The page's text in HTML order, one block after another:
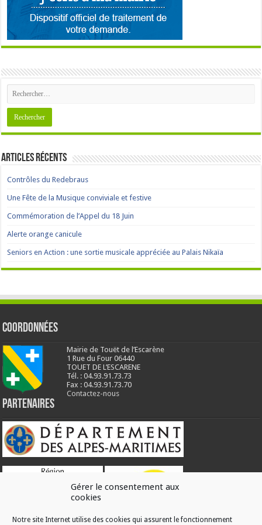
Gérer le consentement aux
cookies
Notre site Internet utilise des cookies qui assurent le fonctionnement
Articles récents
Contrôles du Redebraus
Une Fête de la Musique conviviale et festive
Commémoration de l’Appel du 18 Juin
Alerte orange canicule
Seniors en Action : une sortie musicale appréciée au Palais Nikaïa
Coordonnées
Mairie de Touët de l’Escarène
1 Rue du Four 06440
TOUET DE L’ESCARENE
Tél. : 04.93.91.73.73
Fax : 04.93.91.73.70
Contactez-nous
Partenaires